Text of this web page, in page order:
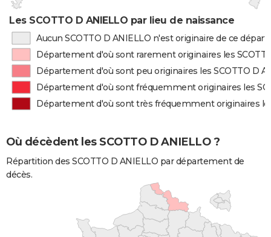
Les SCOTTO D ANIELLO par lieu de naissance
Aucun SCOTTO D ANIELLO n'est originaire de ce
Département d'où sont rarement originaires les
Département d'où sont peu originaires les SCOTTO D
Département d'où sont fréquemment originaires les
Département d'où sont très fréquemment originaires
Où décèdent les SCOTTO D ANIELLO ?
Répartition des SCOTTO D ANIELLO par département de
décès.